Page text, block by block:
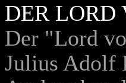
DER LORD
Der "Lord
Julius Adolf